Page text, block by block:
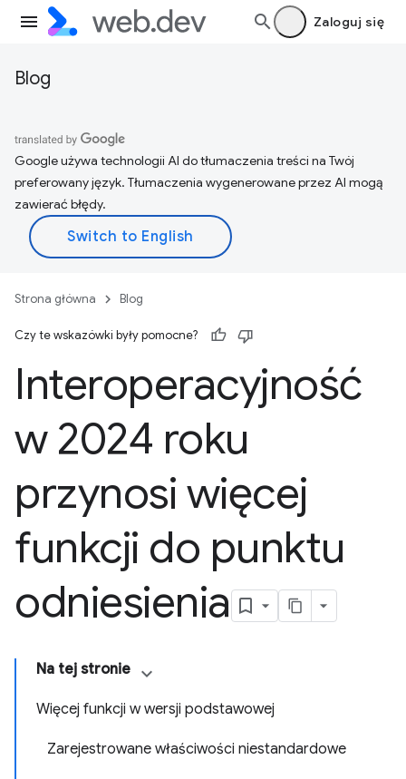
Zaloguj się
Blog
Google używa technologii AI do tłumaczenia treści na Twój
preferowany język. Tłumaczenia wygenerowane przez AI mogą
zawierać błędy.
Strona główna Blog
Czy te wskazówki były pomocne?
Interoperacyjność
w 2024 roku
przynosi więcej
funkcji do punktu
odniesienia
Na tej stronie
Więcej funkcji w wersji podstawowej
Zarejestrowane właściwości niestandardowe